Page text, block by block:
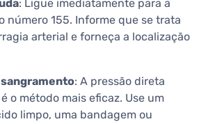
: Ligue imediatamente para a
número 155. Informe que se trata
arterial e forneça a localização
: A pressão direta
o método mais eficaz. Use um
limpo, uma bandagem ou